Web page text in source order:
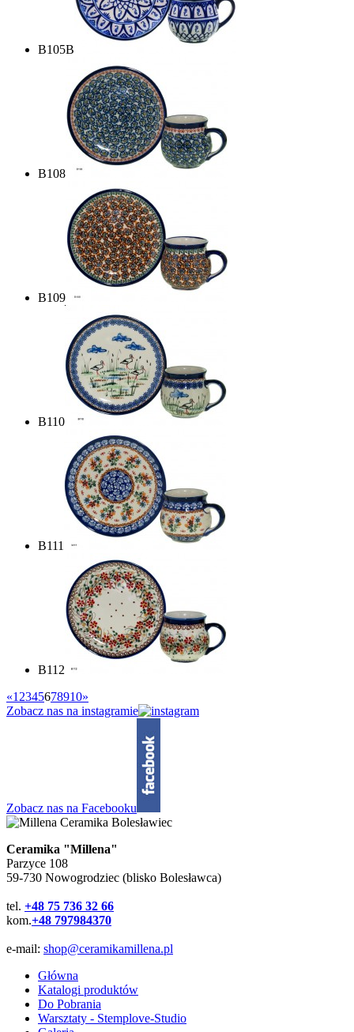
B105B
B108
B109
B110
B111
B112
«1 2345678910»
Zobacz nas na instagramie
Zobacz nas na Facebooku
Ceramika "Millena"
Parzyce 108
59-730 Nowogrodziec (blisko Bolesławca)
tel. +48 75 736 32 66
kom.+48 797984370
e-mail: shop@ceramikamillena.pl
Główna
Katalogi produktów
Do Pobrania
Warsztaty - Stemplove-Studio